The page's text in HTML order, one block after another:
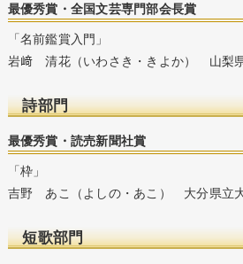
最優秀賞・全国文芸専門部会長賞
「名前鑑賞入門」
岩﨑 清花（いわさき・きよか） 山梨
詩部門
最優秀賞・読売新聞社賞
「枠」
吉野 あこ（よしの・あこ） 大分県立
短歌部門